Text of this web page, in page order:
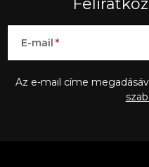
E-mail
Az e-mail címe